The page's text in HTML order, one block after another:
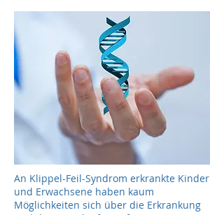
An Klippel-Feil-Syndrom erkrankte Kinder
und Erwachsene haben kaum
Möglichkeiten sich über die Erkrankung